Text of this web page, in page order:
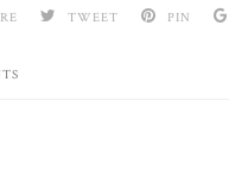
TWEET PIN